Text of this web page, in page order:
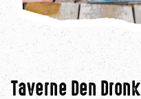
Taverne Den Dronk